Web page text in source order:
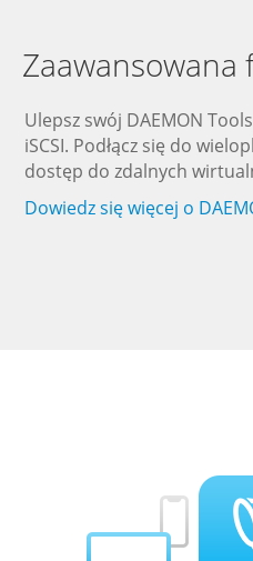
Zaawansowana
Ulepsz swój DAEMON
iSCSI. Podłącz się do
dostęp do zdalnych
Dowiedz się więcej o